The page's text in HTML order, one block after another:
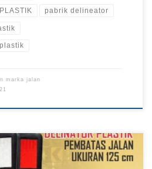
pabrik delineator
marka jalan